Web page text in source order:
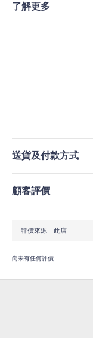
了解更多
送貨及付款方式
顧客評價
尚未有任何評價